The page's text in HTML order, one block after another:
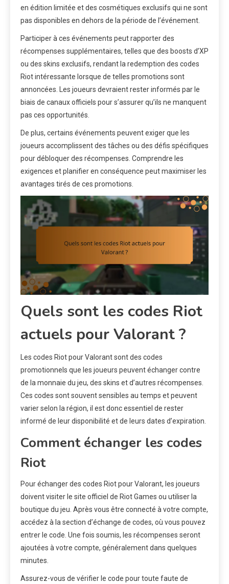
en édition limitée et des cosmétiques exclusifs qui ne sont
pas disponibles en dehors de la période de l’événement.
Participer à ces événements peut rapporter des
récompenses supplémentaires, telles que des boosts d’XP
ou des skins exclusifs, rendant la redemption des codes
Riot intéressante lorsque de telles promotions sont
annoncées. Les joueurs devraient rester informés par le
biais de canaux officiels pour s’assurer qu’ils ne manquent
pas ces opportunités.
De plus, certains événements peuvent exiger que les
joueurs accomplissent des tâches ou des défis spécifiques
pour débloquer des récompenses. Comprendre les
exigences et planifier en conséquence peut maximiser les
avantages tirés de ces promotions.
Quels sont les codes Riot
actuels pour Valorant ?
Les codes Riot pour Valorant sont des codes
promotionnels que les joueurs peuvent échanger contre
de la monnaie du jeu, des skins et d’autres récompenses.
Ces codes sont souvent sensibles au temps et peuvent
varier selon la région, il est donc essentiel de rester
informé de leur disponibilité et de leurs dates d’expiration.
Comment échanger les codes
Riot
Pour échanger des codes Riot pour Valorant, les joueurs
doivent visiter le site officiel de Riot Games ou utiliser la
boutique du jeu. Après vous être connecté à votre compte,
accédez à la section d’échange de codes, où vous pouvez
entrer le code. Une fois soumis, les récompenses seront
ajoutées à votre compte, généralement dans quelques
minutes.
Assurez-vous de vérifier le code pour toute faute de